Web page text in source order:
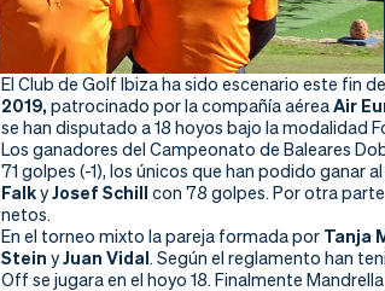
El Club de Golf Ibiza ha sido escenario este fin
2019, patrocinado por la compañía aéreaAir
se han disputado a 18 hoyos bajo la modalidad
Los ganadores del Campeonato de Baleares
71 golpes (-1), los únicos que han podido
FalkyJosef Schill con 78 golpes. Por otra
netos.
En el torneo mixto la pareja formada por Tanja
Stein yJuan Vidal. Según el reglamento han
Off se jugara en el hoyo 18. Finalmente